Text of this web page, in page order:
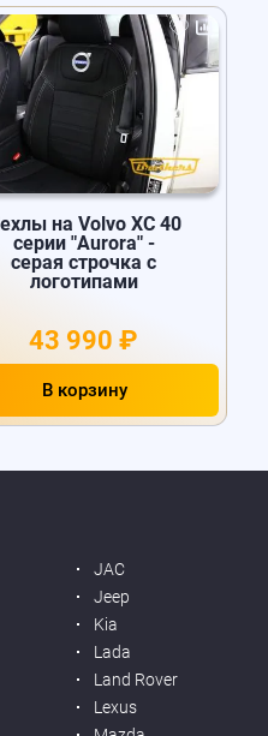
на Volvo XC 40
серии "Aurora" -
серая строчка с
логотипами
43 990 ₽
В корзину
JAC
Jeep
Kia
Lada
Land Rover
Lexus